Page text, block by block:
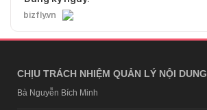
Đăng ký ngay!
bizfly.vn
CHỊU TRÁCH NHIỆM QUẢN LÝ NỘI DUNG
Bà Nguyễn Bích Minh